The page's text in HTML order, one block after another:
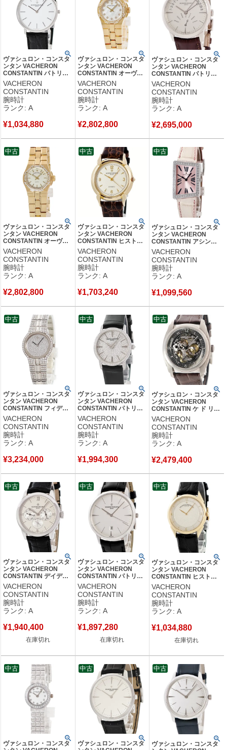
ヴァシュロン・コンスタ
ンタン VACHERON
CONSTANTIN パトリモ
ニー ウルトラスリム
31160/000G-8805
K18WG無垢 薄型 メンズ
腕時計手巻き ホワイト
【中古】中古美品
VACHERON
CONSTANTIN
腕時計
ランク: A
¥1,034,880
ヴァシュロン・コンスタ
ンタン VACHERON
CONSTANTIN オーヴァ
ーシーズ 16550/423J-
8885 K18YG無垢 純正ダ
イヤ シェル レディース
腕時計クオーツ ホワイト
【中古】中古美品
VACHERON
CONSTANTIN
腕時計
ランク: A
¥2,802,800
ヴァシュロン・コンスタ
ンタン VACHERON
CONSTANTIN パトリモ
ニー レトログラード デイ
デイト 86020/000G-
9508 K18WG無垢 メンズ
腕時計自動巻き シルバー
【中古】中古美品
VACHERON
CONSTANTIN
腕時計
ランク: A
¥2,695,000
ヴァシュロン・コンスタ
ンタン VACHERON
CONSTANTIN オーヴァ
ーシーズ 16550/423J-
8884 K18YG無垢 純正ダ
イヤ レディース 腕時計
クオーツ シルバー 【中
古】中古美品
VACHERON
CONSTANTIN
腕時計
ランク: A
¥2,802,800
中古
ヴァシュロン・コンスタ
ンタン VACHERON
CONSTANTIN ヒストリ
ーク 48003/000J-3 OH済
K18YG無垢 アイボリー
ギヨシェ メンズ 腕時計
自動巻き ベージュ 【中
古】中古美品
VACHERON
CONSTANTIN
腕時計
ランク: A
¥1,703,240
中古
ヴァシュロン・コンスタ
ンタン VACHERON
CONSTANTIN アシンメ
トリカル 1972
25520/000G-8994
K18WG無垢 ピンク レデ
ィース 腕時計クオーツ ピ
ンク 【中古】中古美品
VACHERON
CONSTANTIN
腕時計
ランク: A
¥1,099,560
中古
ヴァシュロン・コンスタ
ンタン VACHERON
CONSTANTIN フィディ
アス 16515/985G-0916
K18WG無垢 純正ダイヤ
パヴェ レディース 腕時
計クオーツ シルバー
【中古】中古美品
VACHERON
CONSTANTIN
腕時計
ランク: A
¥3,234,000
中古
ヴァシュロン・コンスタ
ンタン VACHERON
CONSTANTIN パトリモ
ニー 25559/000G-9280
K18WG無垢 純正ダイヤ
メンズ レディース 腕時
計クオーツ シルバー
【中古】中古美品
VACHERON
CONSTANTIN
腕時計
ランク: A
¥1,994,300
中古
ヴァシュロン・コンスタ
ンタン VACHERON
CONSTANTIN ケ ド リル
85050/000T-9341 スケル
トン デイデイト メンズ
腕時計自動巻き シルバー
【中古】中古美品
VACHERON
CONSTANTIN
腕時計
ランク: A
¥2,479,400
中古
ヴァシュロン・コンスタ
ンタン VACHERON
CONSTANTIN デイデイ
ト 36mm 42009/000G-
9047 OH済 K18WG無垢
バー ローマン メンズ 腕
時計自動巻き シルバー
【中古】中古美品
VACHERON
CONSTANTIN
腕時計
ランク: A
¥1,940,400
在庫切れ
中古
ヴァシュロン・コンスタ
ンタン VACHERON
CONSTANTIN パトリモ
ニー オートマティック
85180/000G-9230
K18WG無垢 メンズ 腕時
計自動巻き シルバー
【中古】中古美品
VACHERON
CONSTANTIN
腕時計
ランク: A
¥1,897,280
在庫切れ
中古
ヴァシュロン・コンスタ
ンタン VACHERON
CONSTANTIN ヒストリ
カル 31045/000J-3
K18YG無垢 シルバー ギ
ョウシェ メンズ レディー
ス 腕時計手巻き シルバー
【中古】中古美品
VACHERON
CONSTANTIN
腕時計
ランク: A
¥1,034,880
在庫切れ
中古
ヴァシュロン・コンスタ
中古
ヴァシュロン・コンスタ
中古
ヴァシュロン・コンスタ
中古